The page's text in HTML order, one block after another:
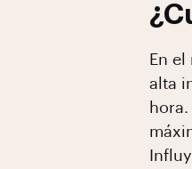
En
alta